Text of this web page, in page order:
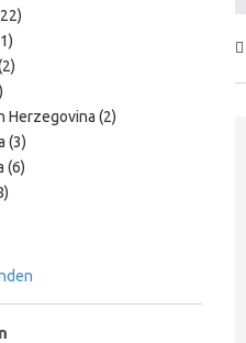
Herzegovina (2)
(3)
(6)